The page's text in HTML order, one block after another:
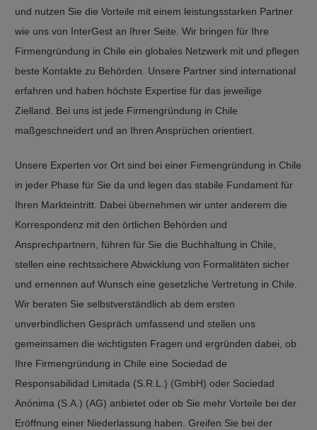
und nutzen Sie die Vorteile mit einem leistungsstarken Partner
wie uns von InterGest an Ihrer Seite. Wir bringen für Ihre
Firmengründung in Chile ein globales Netzwerk mit und pflegen
beste Kontakte zu Behörden. Unsere Partner sind international
erfahren und haben höchste Expertise für das jeweilige
Zielland. Bei uns ist jede Firmengründung in Chile
maßgeschneidert und an Ihren Ansprüchen orientiert.
Unsere Experten vor Ort sind bei einer Firmengründung in Chile
in jeder Phase für Sie da und legen das stabile Fundament für
Ihren Markteintritt. Dabei übernehmen wir unter anderem die
Korrespondenz mit den örtlichen Behörden und
Ansprechpartnern, führen für Sie die Buchhaltung in Chile,
stellen eine rechtssichere Abwicklung von Formalitäten sicher
und ernennen auf Wunsch eine gesetzliche Vertretung in Chile.
Wir beraten Sie selbstverständlich ab dem ersten
unverbindlichen Gespräch umfassend und stellen uns
gemeinsamen die wichtigsten Fragen und ergründen dabei, ob
Ihre Firmengründung in Chile eine Sociedad de
Responsabilidad Limitada (S.R.L.) (GmbH) oder Sociedad
Anónima (S.A.) (AG) anbietet oder ob Sie mehr Vorteile bei der
Eröffnung einer Niederlassung haben. Greifen Sie bei der